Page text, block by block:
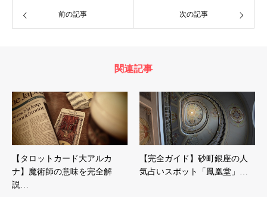
前の記事 次の記事
関連記事
【タロットカード大アルカ
ナ】魔術師の意味を完全解
説…
【完全ガイド】砂町銀座の人
気占いスポット「鳳凰堂」…